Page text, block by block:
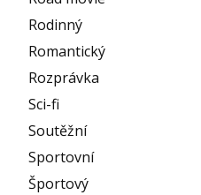
Rodinný
Romantický
Rozprávka
Sci-fi
Soutěžní
Sportovní
Športový